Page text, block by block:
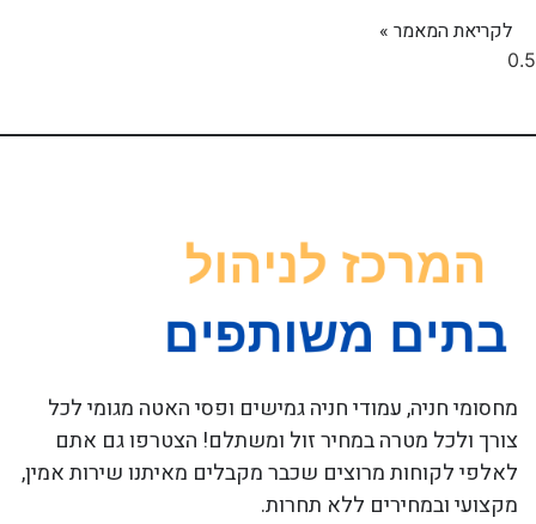
לקריאת המאמר »
מחסומי חניה, עמודי חניה גמישים ופסי האטה מגומי לכל
צורך ולכל מטרה במחיר זול ומשתלם! הצטרפו גם אתם
לאלפי לקוחות מרוצים שכבר מקבלים מאיתנו שירות אמין,
מקצועי ובמחירים ללא תחרות.